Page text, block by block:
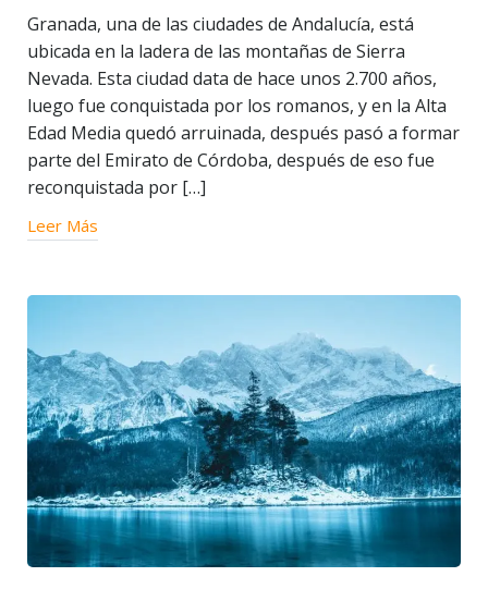
Granada, una de las ciudades de Andalucía, está
ubicada en la ladera de las montañas de Sierra
Nevada. Esta ciudad data de hace unos 2.700 años,
luego fue conquistada por los romanos, y en la Alta
Edad Media quedó arruinada, después pasó a formar
parte del Emirato de Córdoba, después de eso fue
reconquistada por […]
Leer Más